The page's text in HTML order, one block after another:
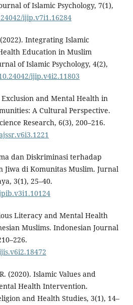
of Islamic Psychology, 7(1),
ijip.v7i1.16284
Integrating Islamic
Education in Muslim
of Islamic Psychology, 4(2),
ijip.v4i2.11803
and Mental Health in
A Cultural Perspective.
Research, 6(3), 200–216.
dan Diskriminasi terhadap
Jiwa di Komunitas Muslim. Jurnal
3(1), 25–40.
Literacy and Mental Health
Muslims. Indonesian Journal
(2020). Islamic Values and
Health Intervention.
and Health Studies, 3(1), 14–